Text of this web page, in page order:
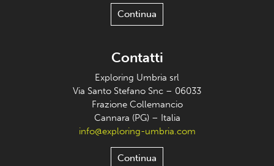
Continua
Contatti
Exploring Umbria srl
Via Santo Stefano Snc – 06033
Frazione Collemancio
Cannara (PG) – Italia
info@exploring-umbria.com
Continua